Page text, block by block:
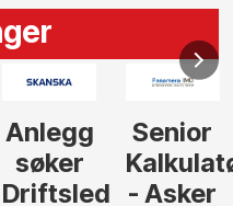
Anlegg
søker
Driftsleder
Senior
- Asker